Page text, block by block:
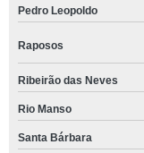
Pedro Leopoldo
Raposos
Ribeirão das Neves
Rio Manso
Santa Bárbara